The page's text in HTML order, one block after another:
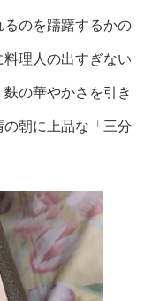
のを躊躇するかの
理人の出すぎない
の華やかさを引き
朝に上品な「三分